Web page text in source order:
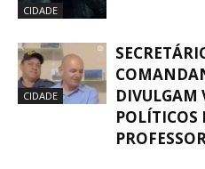
CIDADE
CIDADE
DIVULGAM
POLÍTICOS